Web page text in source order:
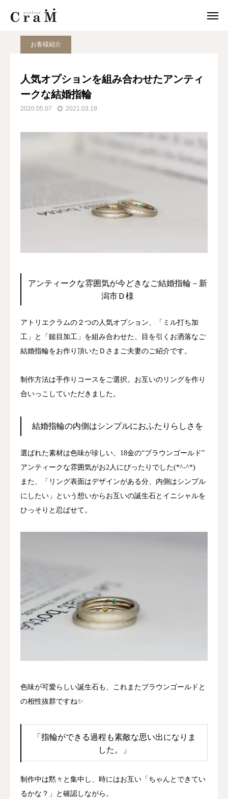
JOURNAL 人気オプションを組み合わせたアンティークな結婚指輪
お客様紹介
人気オプションを組み合わせたアンティ
ークな結婚指輪
2020.05.07 2021.03.19
アンティークな雰囲気が今どきなご結婚指輪－新
潟市Ｄ様
アトリエクラムの２つの人気オプション、「ミル打ち加
工」と「鎚目加工」を組み合わせた、目を引くお洒落なご
結婚指輪をお作り頂いたＤさまご夫妻のご紹介です。
制作方法は手作りコースをご選択。お互いのリングを作り
合いっこしていただきました。
結婚指輪の内側はシンプルにおふたりらしさを
選ばれた素材は色味が珍しい、18金の“ブラウンゴールド”
アンティークな雰囲気がお2人にぴったりでした(*^-^*)
また、「リング表面はデザインがある分、内側はシンプル
にしたい」という想いからお互いの誕生石とイニシャルを
ひっそりと忍ばせて。
色味が可愛らしい誕生石も、これまたブラウンゴールドと
の相性抜群ですね✨
「指輪ができる過程も素敵な思い出になりま
した。」
制作中は黙々と集中し、時にはお互い「ちゃんとできてい
るかな？」と確認しながら。
LINE
オンライン